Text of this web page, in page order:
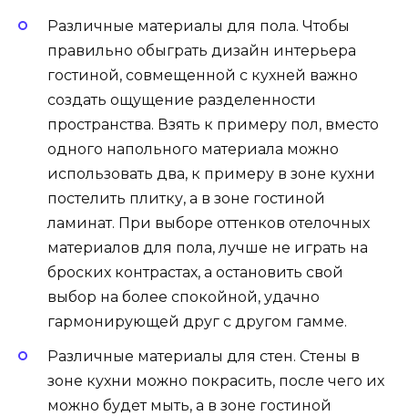
Различные материалы для пола. Чтобы
правильно обыграть дизайн интерьера
гостиной, совмещенной с кухней важно
создать ощущение разделенности
пространства. Взять к примеру пол, вместо
одного напольного материала можно
использовать два, к примеру в зоне кухни
постелить плитку, а в зоне гостиной
ламинат. При выборе оттенков отелочных
материалов для пола, лучше не играть на
броских контрастах, а остановить свой
выбор на более спокойной, удачно
гармонирующей друг с другом гамме.
Различные материалы для стен. Стены в
зоне кухни можно покрасить, после чего их
можно будет мыть, а в зоне гостиной